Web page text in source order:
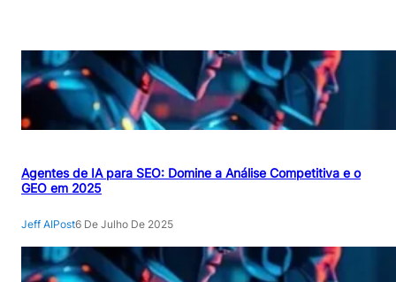
Agentes de IA para SEO: Domine a Análise Competitiva e o
GEO em 2025
Jeff AIPost6 De Julho De 2025